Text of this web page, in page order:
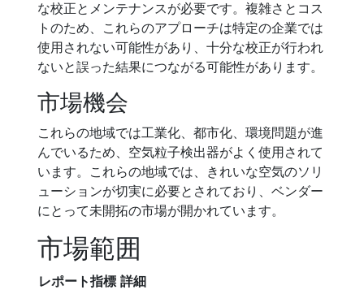
な校正とメンテナンスが必要です。複雑さとコス
トのため、これらのアプローチは特定の企業では
使用されない可能性があり、十分な校正が行われ
ないと誤った結果につながる可能性があります。
市場機会
これらの地域では工業化、都市化、環境問題が進
んでいるため、空気粒子検出器がよく使用されて
います。これらの地域では、きれいな空気のソリ
ューションが切実に必要とされており、ベンダー
にとって未開拓の市場が開かれています。
市場範囲
レポート指標 詳細